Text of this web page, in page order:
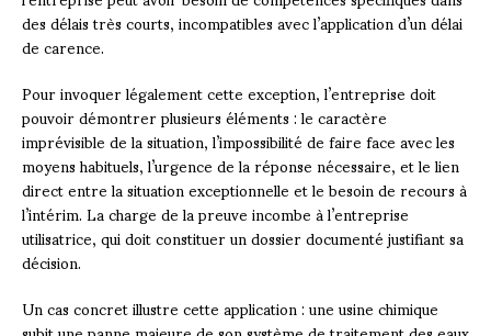
des délais très courts, incompatibles avec l’application d’un délai
de carence.
Pour invoquer légalement cette exception, l’entreprise doit
pouvoir démontrer plusieurs éléments : le caractère
imprévisible de la situation, l’impossibilité de faire face avec les
moyens habituels, l’urgence de la réponse nécessaire, et le lien
direct entre la situation exceptionnelle et le besoin de recours à
l’intérim. La charge de la preuve incombe à l’entreprise
utilisatrice, qui doit constituer un dossier documenté justifiant sa
décision.
Un cas concret illustre cette application : une usine chimique